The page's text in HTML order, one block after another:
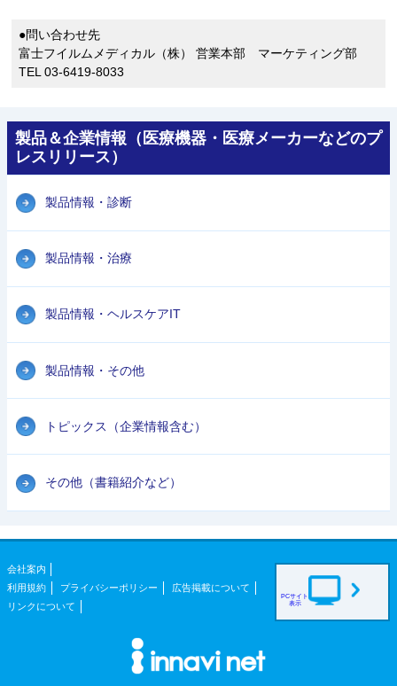
●問い合わせ先
富士フイルムメディカル（株） 営業本部 マーケティング部
TEL 03-6419-8033
製品＆企業情報（医療機器・医療メーカーなどのプ
レスリリース）
製品情報・診断
製品情報・治療
製品情報・ヘルスケアIT
製品情報・その他
トピックス（企業情報含む）
その他（書籍紹介など）
会社案内
利用規約
プライバシーポリシー
広告掲載について
リンクについて
PCサイト
表示